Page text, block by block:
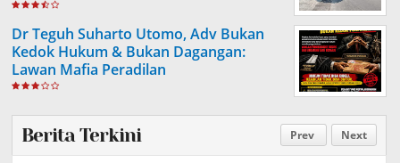
Dr Teguh Suharto Utomo, Adv Bukan
Kedok Hukum & Bukan Dagangan:
Lawan Mafia Peradilan
Prev Next
Berita Terkini